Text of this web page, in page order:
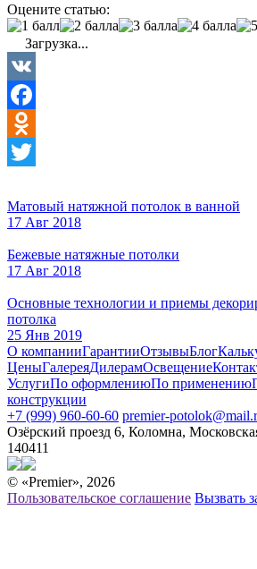
Оцените статью:
Загрузка...
VK
Facebook
Odnoklassniki
Матовый натяжной потолок в ванной
17 Авг 2018
Бежевые натяжные потолки
17 Авг 2018
Основные технологии и приемы
потолка
25 Янв 2019
О компанииГарантииОтзывыБлог
ЦеныГалереяДилерамОсвещение
УслугиПо оформлениюПо применению
конструкции
+7 (999) 960-60-60 premier-
Озёрский проезд 6, Коломна,
140411
© «Premier», 2026
Пользовательское соглашение Вызвать